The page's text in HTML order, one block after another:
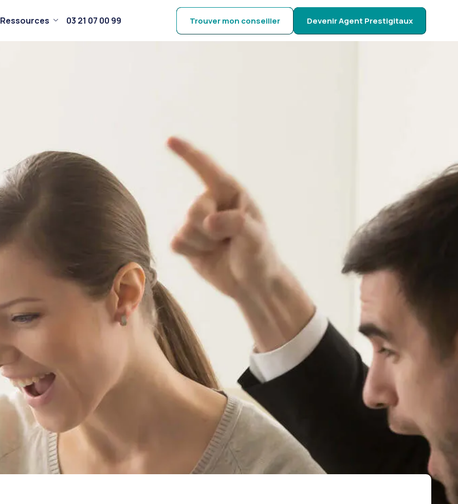
Ressources 03 21 07 00 99 Trouver mon conseiller Devenir Agent Prestigitaux